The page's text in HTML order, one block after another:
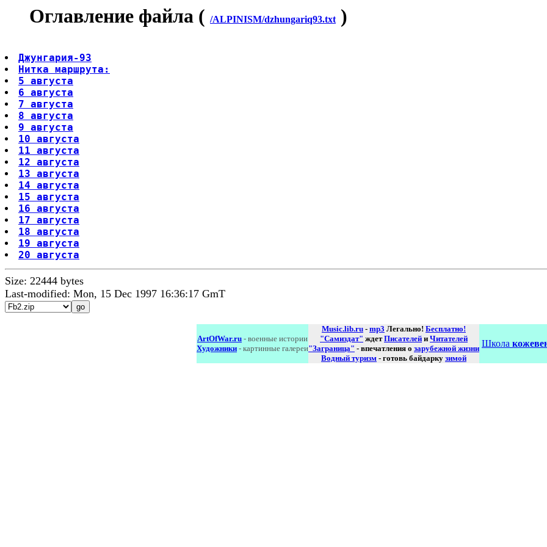
Оглавление файла ( /ALPINISM/dzhungariq93.txt )
Джунгария-93
Нитка маршрута:
5 августа
6 августа
7 августа
8 августа
9 августа
10 августа
11 августа
12 августа
13 августа
14 августа
15 августа
16 августа
17 августа
18 августа
19 августа
20 августа
Size: 22444 bytes
Last-modified: Mon, 15 Dec 1997 16:36:17 GmT
ArtOfWar.ru - военные истории
Художники - картинные галереи
Music.lib.ru - mp3 Легально! Бесплатно!
"Самиздат" ждетПисателей и Читателей
"Заграница" - впечатления о зарубежной жизни
Водный туризм - готовь байдарку зимой
Школа